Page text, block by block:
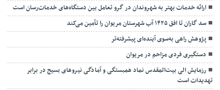
ارائه خدمات بهتر به شهروندان در گرو تعامل بین دستگاه‌های خدمات‌رسان است
سد گاران تا افق ۱۴۲۵ آب شهرستان مریوان را تأمین می‌کند
پژوهش راهی به‌سوی آینده‌ای پیشرفته‌تر
دستگیری فردی مزاحم در مریوان
رزمایش الی بیت‌المقدس نماد همبستگی و آمادگی نیروهای بسیج در برابر
تهدیدات است